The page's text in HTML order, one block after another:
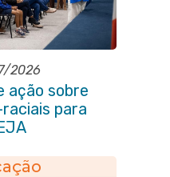
2026
ação sobre
para